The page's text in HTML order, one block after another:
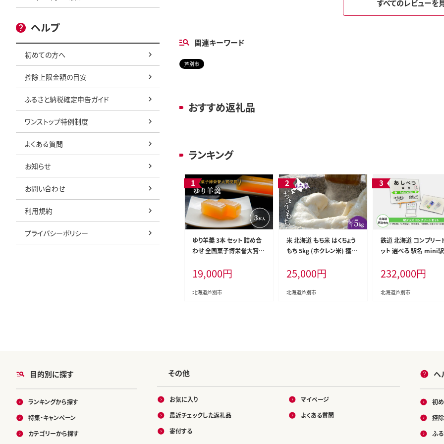
ヘルプ
初めての方へ
控除上限金額の目安
ふるさと納税確定申告ガイド
ワンストップ特例制度
よくある質問
お知らせ
お問い合わせ
利用規約
プライバシーポリシー
すべてのレビューを
関連キーワード
芦別市
おすすめ返礼品
ランキング
ゆり羊羹 3本 セット 詰め合
わせ 全国菓子博栄誉大賞受
和菓子 スイーツ デザート お
菓子 菓子 特産品 ゆり根 百
合根 ユリ根 北海道 芦別市
19,000円
北海道芦別市
米 北海道 もち米 はくちょう
もち 5kg (ホクレン米) 獲得
米 ブランド米 5キロ お米 ご
飯 米 北海道米 送料無料 北
海道 芦別市
25,000円
北海道芦別市
鉄道 北海道 コンプリー
ット 選べる 駅名 mini
ネット 駅プレスタンド
ネット 木製駅名標根付
ト JR北海道 根室本線
232,000円
北海道芦別市
目的別に探す
ランキングから探す
特集・キャンペーン
カテゴリーから探す
その他
お気に入り
最近チェックした返礼品
寄付する
マイページ
よくある質問
ヘ
初
控
ふ